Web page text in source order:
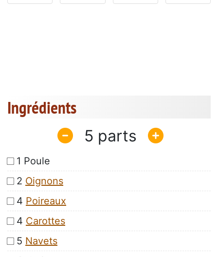
Ingrédients
5
1 Poule
2 Oignons
4 Poireaux
4 Carottes
5 Navets